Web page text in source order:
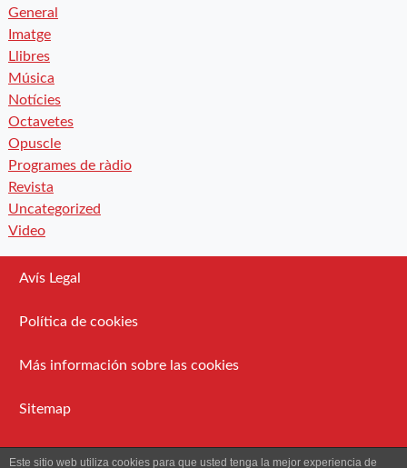
General
Imatge
Llibres
Música
Notícies
Octavetes
Opuscle
Programes de ràdio
Revista
Uncategorized
Video
Avís Legal
Política de cookies
Más información sobre las cookies
Sitemap
Administració
Este sitio web utiliza cookies para que usted tenga la mejor experiencia de